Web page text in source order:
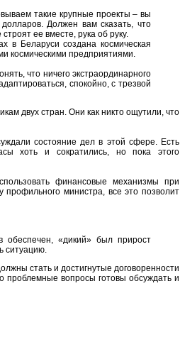
такие крупные проекты – вы
Должен вам сказать, что
ее вместе, рука об руку.
в Беларуси создана космическая
космическими предприятиями.
что ничего экстраординарного
спокойно, с трезвой
двух стран. Они как никто ощутили, что
состояние дел в этой сфере. Есть
хоть и сократились, но пока этого
финансовые механизмы при
министра, все это позволит
«дикий» был прирост
ситуацию.
стать и достигнутые договоренности
проблемные вопросы готовы обсуждать и